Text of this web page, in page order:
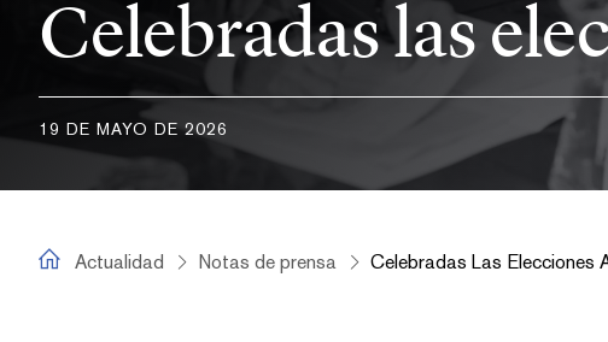
Celebradas las
19 DE MAYO DE 2026
fiscal.esActualidad Notas de prensa